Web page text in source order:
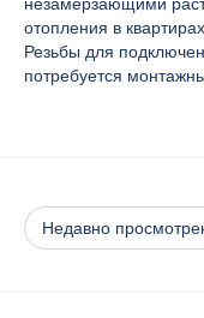
отопления в
Резьбы для
потребуется
Недавно